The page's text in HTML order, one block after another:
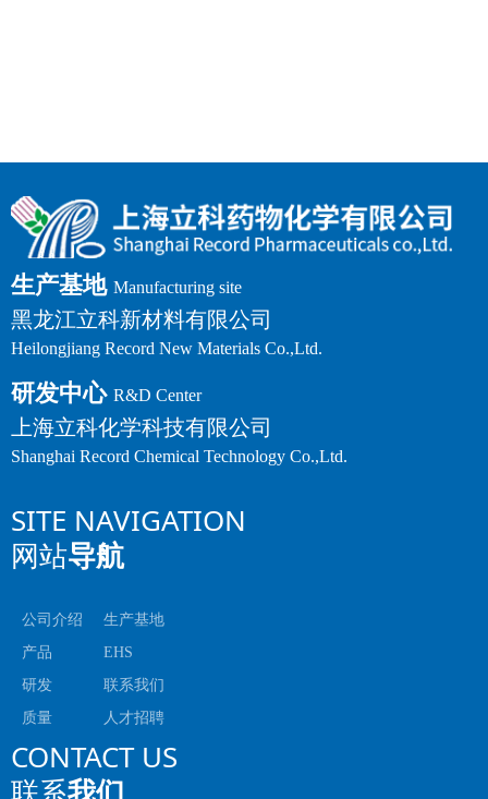
公司介绍
产品
研发
质量
生产基地
EHS
联系我们
人才招聘
SITE NAVIGATION
网站导航
CONTACT US
生产基地 Manufacturing site
黑龙江立科新材料有限公司
Heilongjiang Record New Materials Co.,Ltd.
研发中心 R&D Center
上海立科化学科技有限公司
Shanghai Record Chemical Technology Co.,Ltd.